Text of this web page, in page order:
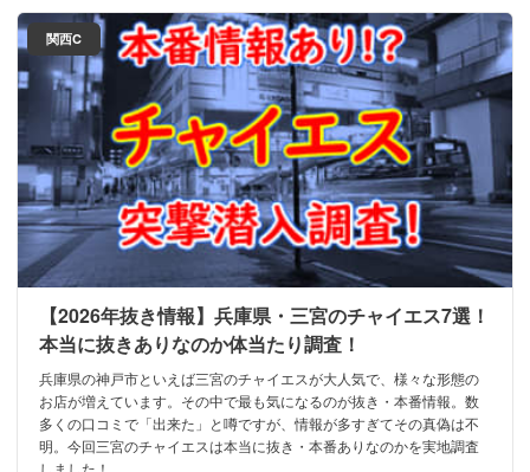
関西C
【2026年抜き情報】兵庫県・三宮のチャイエス7選！
本当に抜きありなのか体当たり調査！
兵庫県の神戸市といえば三宮のチャイエスが大人気で、様々な形態の
お店が増えています。その中で最も気になるのが抜き・本番情報。数
多くの口コミで「出来た」と噂ですが、情報が多すぎてその真偽は不
明。今回三宮のチャイエスは本当に抜き・本番ありなのかを実地調査